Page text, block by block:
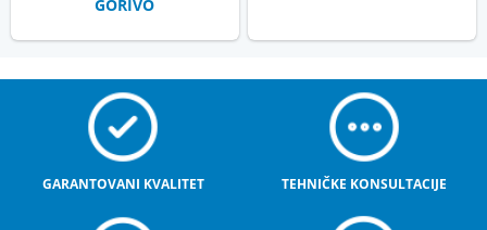
GORIVO
GARANTOVANI KVALITET TEHNIČKE KONSULTACIJE